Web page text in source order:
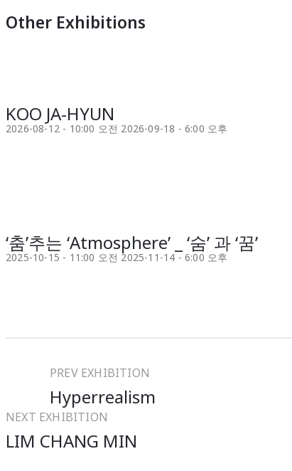
Other Exhibitions
KOO JA-HYUN
2026-08-12 - 10:00 오전 2026-09-18 - 6:00 오후
‘춤’추는 ‘Atmosphere’ _ ‘숨’ 과 ‘꿈’
2025-10-15 - 11:00 오전 2025-11-14 - 6:00 오후
PREV EXHIBITION
Hyperrealism
NEXT EXHIBITION
LIM CHANG MIN